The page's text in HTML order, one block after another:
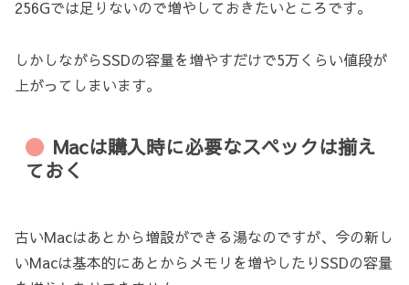
256Gでは足りないので増やしておきたいところです。
しかしながらSSDの容量を増やすだけで5万くらい値段が
上がってしまいます。
Macは購入時に必要なスペックは揃え
ておく
古いMacはあとから増設ができる湯なのですが、今の新し
いMacは基本的にあとからメモリを増やしたりSSDの容量